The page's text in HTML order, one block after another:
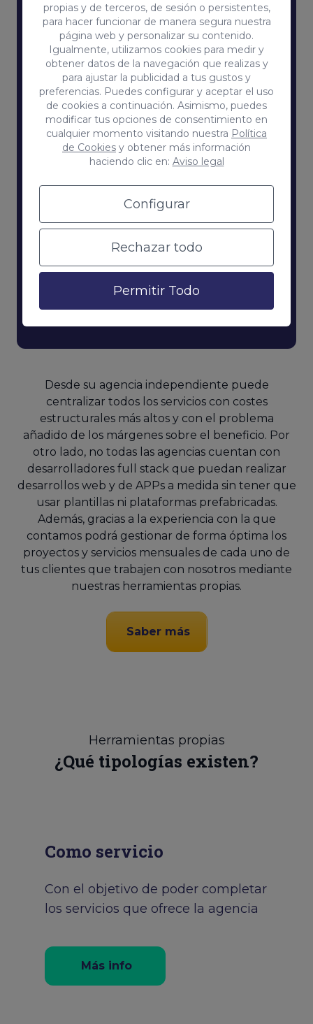
propias y de terceros, de sesión o persistentes,
para hacer funcionar de manera segura nuestra
página web y personalizar su contenido.
Igualmente, utilizamos cookies para medir y
obtener datos de la navegación que realizas y
para ajustar la publicidad a tus gustos y
preferencias. Puedes configurar y aceptar el uso
de cookies a continuación. Asimismo, puedes
modificar tus opciones de consentimiento en
cualquier momento visitando nuestra Política
de Cookies y obtener más información
haciendo clic en: Aviso legal
Configurar
Rechazar todo
Permitir Todo
Portfolio de proyectos y
resultados
Podrás ofrecer nuestro portfolio de proyectos
y resultados como garantía.
Agencia Coco
Desde su agencia independiente puede
centralizar todos los servicios con costes
estructurales más altos y con el problema
añadido de los márgenes sobre el beneficio. Por
otro lado, no todas las agencias cuentan con
desarrolladores full stack que puedan realizar
desarrollos web y de APPs a medida sin tener que
usar plantillas ni plataformas prefabricadas.
Además, gracias a la experiencia con la que
contamos podrá gestionar de forma óptima los
proyectos y servicios mensuales de cada uno de
tus clientes que trabajen con nosotros mediante
nuestras herramientas propias.
Saber más
Herramientas propias
¿Qué tipologías existen?
Como servicio
Con el objetivo de poder completar
los servicios que ofrece la agencia
Más info